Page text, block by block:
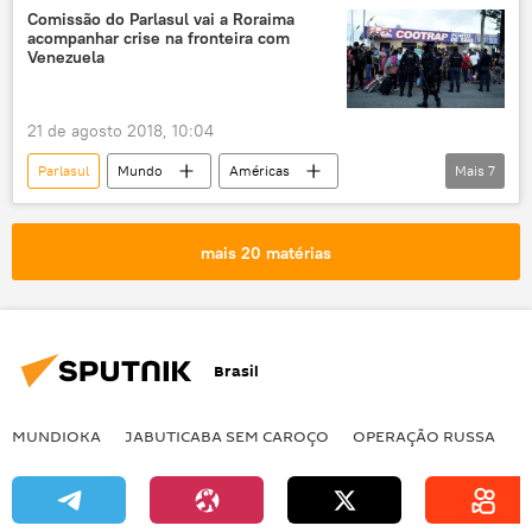
Argentina
Uruguai
América Latina
Jair Bolsonaro
Mauricio Macri
diplomacia
comércio
blocos econômicos
esquerda
direita
Comissão do Parlasul vai a Roraima
acompanhar crise na fronteira com
Venezuela
21 de agosto 2018, 10:04
Parlasul Mundo
Américas
Notícias do Brasil
Notícias
Mercosul
comissão
parlamento
Mais 7
mais 20 matérias
Brasil
MUNDIOKA JABUTICABA SEM CAROÇO OPERAÇÃO RUSSA